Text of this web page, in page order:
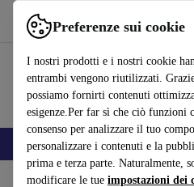
Preferenze sui cookie
I nostri prodotti e i nostri cookie
entrambi vengono riutilizzati.
possiamo fornirti contenuti
esigenze.Per far sì che ciò funzioni
consenso per analizzare il tuo
personalizzare i contenuti e la
prima e terza parte. Naturalmente,
modificare le tue impostazioni dei
Usa refurbed in modo rapido e semplice
🎒 Back to school Smartphone